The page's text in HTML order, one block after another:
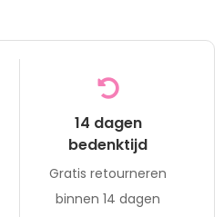
14 dagen
bedenktijd
Gratis retourneren
binnen 14 dagen